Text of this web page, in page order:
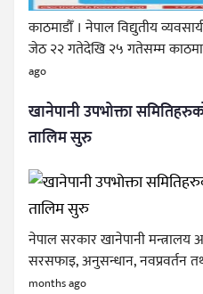
काठमाडौँ । नेपाल विद्युतीय
जेठ २२ गतेदेखि २५ गतेसम्म
ago
खानेपानी उपभोक्ता
तालिम सुरु
नेपाल सरकार खानेपानी मन्त्रालय
सरसफाइ, अनुसन्धान, नवप्रवर्तन
months ago